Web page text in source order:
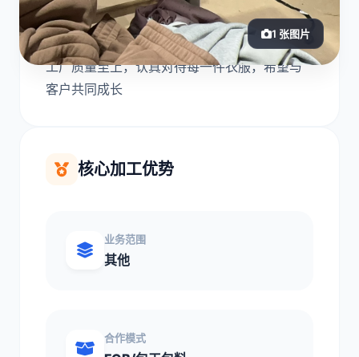
1 张图片
工厂介绍
工厂质量至上，认真对待每一件衣服，希望与
客户共同成长
核心加工优势
业务范围
其他
合作模式